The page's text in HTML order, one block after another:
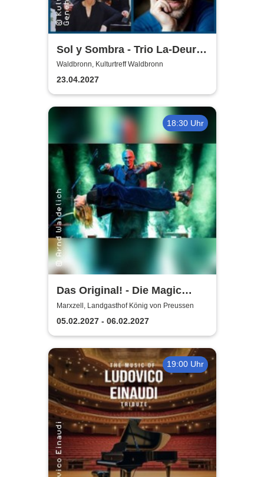
Sol y Sombra - Trio La-Deur
und Gunnar Schmidt
Waldbronn, Kulturtreff Waldbronn
23.04.2027
18:30 Uhr
Das Original! - Die Magic
Dinner Show / Magier Ralf
Gagel
Marxzell, Landgasthof König von Preussen
05.02.2027 - 06.02.2027
19:00 Uhr